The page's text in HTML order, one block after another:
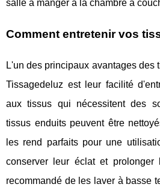
salle à manger à la chambre à
Comment entretenir vos
L'un des principaux avantages des
Tissagedeluz est leur facilité
aux tissus qui nécessitent des
tissus enduits peuvent être
les rend parfaits pour une
conserver leur éclat et
recommandé de les laver à basse